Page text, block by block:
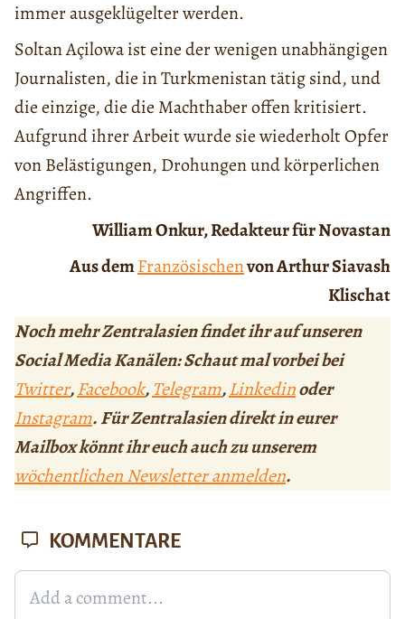
immer ausgeklügelter werden.
Soltan Açilowa ist eine der wenigen unabhängigen
Journalisten, die in Turkmenistan tätig sind, und
die einzige, die die Machthaber offen kritisiert.
Aufgrund ihrer Arbeit wurde sie wiederholt Opfer
von Belästigungen, Drohungen und körperlichen
Angriffen.
William Onkur, Redakteur für Novastan
Aus demFranzösischenvon Arthur Siavash
Klischat
Noch mehr Zentralasien findet ihr auf unseren
Social Media Kanälen: Schaut mal vorbei bei
Twitter,Facebook,Telegram,Linkedinoder
Instagram. Für Zentralasien direkt in eurer
Mailbox könnt ihr euch auch zu unserem
wöchentlichen Newsletter anmelden.
KOMMENTARE